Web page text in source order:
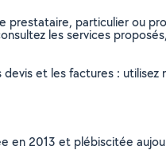
particulier ou
les services
et les factures :
2013 et plébiscitée